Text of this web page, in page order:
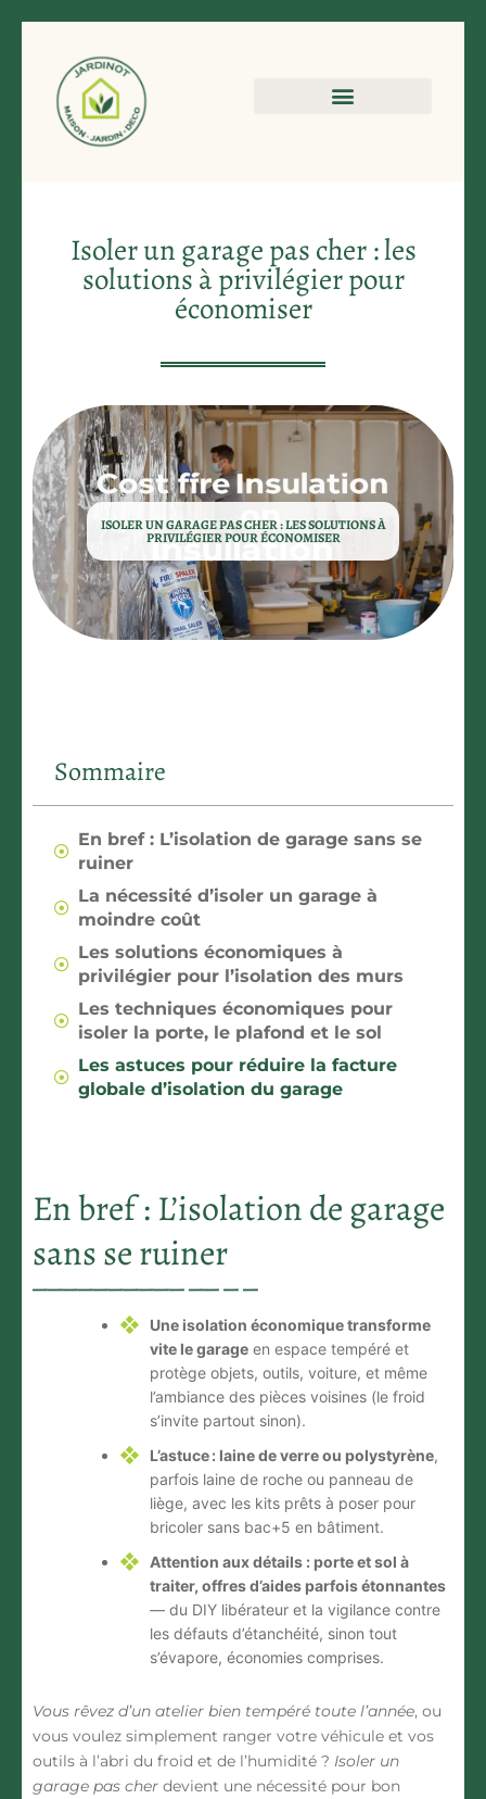
Isoler un garage pas cher : les
solutions à privilégier pour
économiser
ISOLER UN GARAGE PAS CHER : LES SOLUTIONS À
PRIVILÉGIER POUR ÉCONOMISER
Sommaire
En bref : L’isolation de garage sans se
ruiner
La nécessité d’isoler un garage à
moindre coût
Les solutions économiques à
privilégier pour l’isolation des murs
Les techniques économiques pour
isoler la porte, le plafond et le sol
Les astuces pour réduire la facture
globale d’isolation du garage
En bref : L’isolation de garage
sans se ruiner
Une isolation économique transforme
vite le garage en espace tempéré et
protège objets, outils, voiture, et même
l’ambiance des pièces voisines (le froid
s’invite partout sinon).
L’astuce : laine de verre ou polystyrène,
parfois laine de roche ou panneau de
liège, avec les kits prêts à poser pour
bricoler sans bac+5 en bâtiment.
Attention aux détails : porte et sol à
traiter, offres d’aides parfois étonnantes
— du DIY libérateur et la vigilance contre
les défauts d’étanchéité, sinon tout
s’évapore, économies comprises.
Vous rêvez d’un atelier bien tempéré toute l’année, ou
vous voulez simplement ranger votre véhicule et vos
outils à l’abri du froid et de l’humidité ? Isoler un
garage pas cher devient une nécessité pour bon